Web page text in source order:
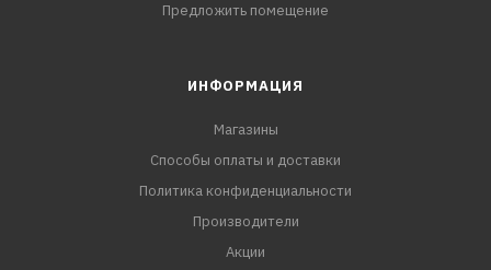
Предложить помещение
ИНФОРМАЦИЯ
Магазины
Способы оплаты и доставки
Политика конфиденциальности
Производители
Акции